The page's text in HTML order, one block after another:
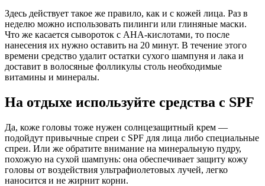
Здесь действует такое же правило, как и с кожей лица. Раз в
неделю можно использовать пилинги или глиняные маски.
Что же касается сывороток с AHA-кислотами, то после
нанесения их нужно оставить на 20 минут. В течение этого
времени средство удалит остатки сухого шампуня и лака и
доставит в волосяные фолликулы столь необходимые
витамины и минералы.
На отдыхе используйте средства с SPF
Да, коже головы тоже нужен солнцезащитный крем —
подойдут привычные спреи с SPF для лица либо специальные
спреи. Или же обратите внимание на минеральную пудру,
похожую на сухой шампунь: она обеспечивает защиту кожу
головы от воздействия ультрафиолетовых лучей, легко
наносится и не жирнит корни.